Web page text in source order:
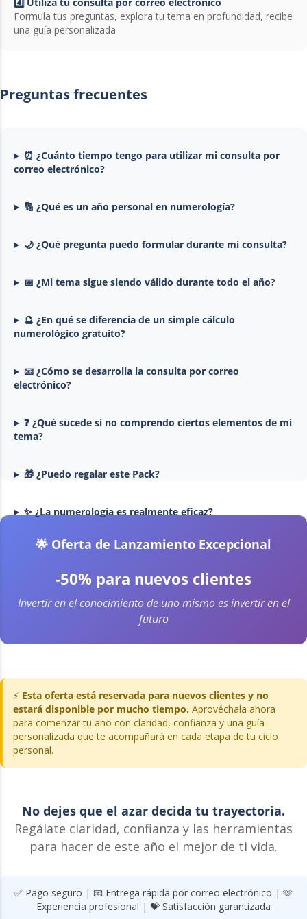
Formula tus preguntas, explora tu tema en profundidad, recibe
una guía personalizada
Preguntas frecuentes
⏰ ¿Cuánto tiempo tengo para utilizar mi consulta por
correo electrónico?
🔢 ¿Qué es un año personal en numerología?
🌙 ¿Qué pregunta puedo formular durante mi consulta?
📅 ¿Mi tema sigue siendo válido durante todo el año?
🔮 ¿En qué se diferencia de un simple cálculo
numerológico gratuito?
📧 ¿Cómo se desarrolla la consulta por correo
electrónico?
❓ ¿Qué sucede si no comprendo ciertos elementos de mi
tema?
🎁 ¿Puedo regalar este Pack?
✨ ¿La numerología es realmente eficaz?
🌟 Oferta de Lanzamiento Excepcional
-50% para nuevos clientes
Invertir en el conocimiento de uno mismo es invertir en el
futuro
⚡ Esta oferta está reservada para nuevos clientes y no
estará disponible por mucho tiempo. Aprovéchala ahora
para comenzar tu año con claridad, confianza y una guía
personalizada que te acompañará en cada etapa de tu ciclo
personal.
No dejes que el azar decida tu trayectoria.
Regálate claridad, confianza y las herramientas
para hacer de este año el mejor de ti vida.
✅ Pago seguro | 📧 Entrega rápida por correo electrónico | 🫶
Experiencia profesional | 💝 Satisfacción garantizada